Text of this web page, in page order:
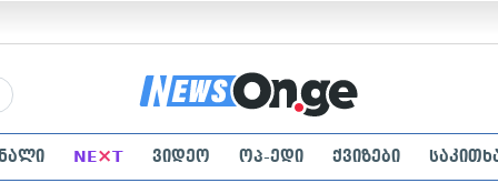
NE×T ვიდეო ოპ-ედი ქვიზები